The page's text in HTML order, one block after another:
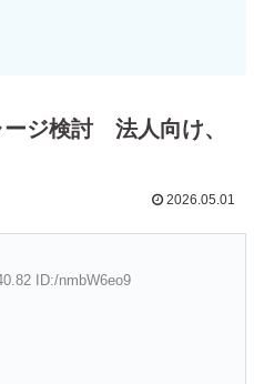
ジ検討 法人向け、
2026.05.01
ID:/nmbW6eo9